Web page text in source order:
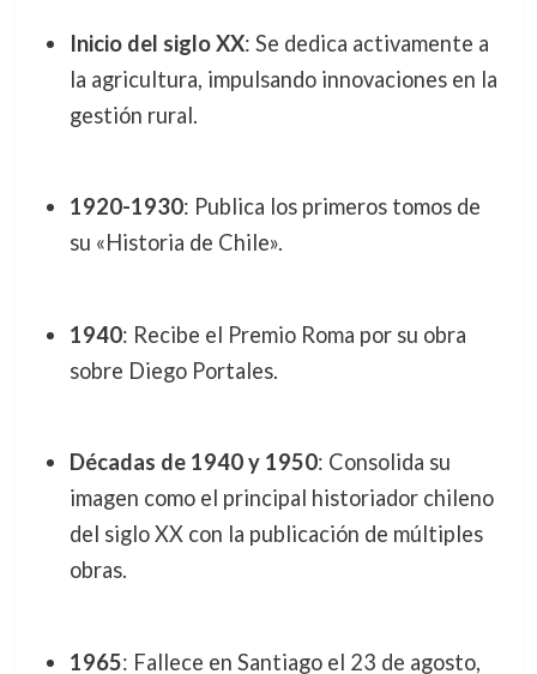
Inicio del siglo XX: Se dedica activamente a
la agricultura, impulsando innovaciones en la
gestión rural.
1920-1930: Publica los primeros tomos de
su «Historia de Chile».
1940: Recibe el Premio Roma por su obra
sobre Diego Portales.
Décadas de 1940 y 1950: Consolida su
imagen como el principal historiador chileno
del siglo XX con la publicación de múltiples
obras.
1965: Fallece en Santiago el 23 de agosto,